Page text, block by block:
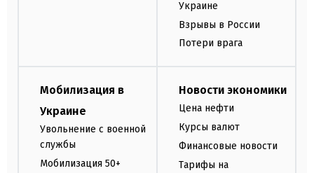
Украине
Взрывы в России
Потери врага
Мобилизация в
Украине
Увольнение с военной
службы
Мобилизация 50+
Новости экономики
Цена нефти
Курсы валют
Финансовые новости
Тарифы на